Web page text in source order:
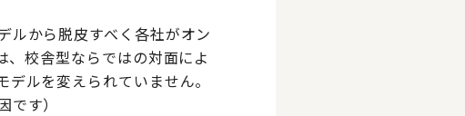
ルから脱皮すべく各社がオン
、校舎型ならではの対面によ
ルを変えられていません。
す）